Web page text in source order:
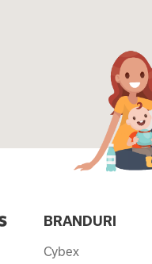
BRANDURI
Cybex